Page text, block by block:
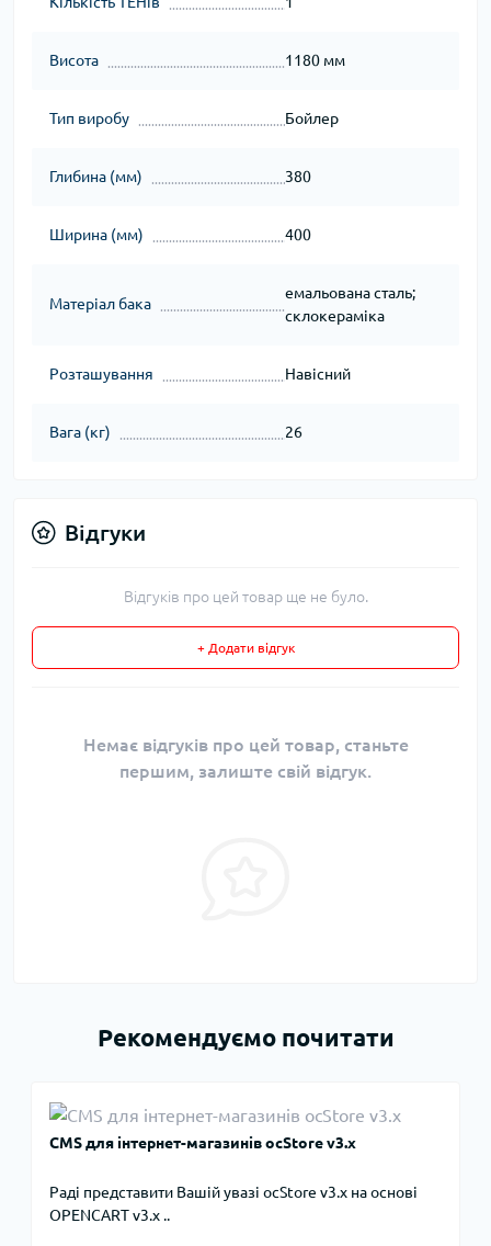
Висота 1180 мм
Тип виробу Бойлер
Глибина (мм) 380
Ширина (мм) 400
Матеріал бака
емальована сталь;
склокераміка
Розташування Навісний
Вага (кг) 26
Відгуки
Відгуків про цей товар ще не було.
+ Додати відгук
Немає відгуків про цей товар, станьте
першим, залиште свій відгук.
Рекомендуємо почитати
CMS для інтернет-магазинів ocStore v3.x
Раді представити Вашій увазі ocStore v3.x на основі
OPENCART v3.x ..